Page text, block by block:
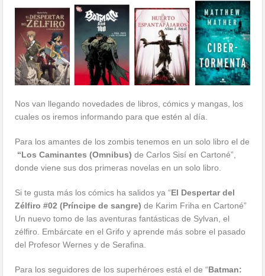
Nos van llegando novedades de libros, cómics y mangas, los
cuales os iremos informando para que estén al día.
Para los amantes de los zombis tenemos en un solo libro el de
“Los Caminantes (Omnibus)de Carlos Sisí en Cartoné”,
donde viene sus dos primeras novelas en un solo libro.
Si te gusta más los cómics ha salidos ya “El Despertar del
Zélfiro #02 (Príncipe de sangre) de Karim Friha en Cartoné”
Un nuevo tomo de las aventuras fantásticas de Sylvan, el
zélfiro. Embárcate en el Grifo y aprende más sobre el pasado
del Profesor Wernes y de Serafina.
Para los seguidores de los superhéroes está el de “Batman: